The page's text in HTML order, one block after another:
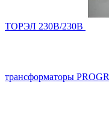
ТОРЭЛ 230В/230В
трансформаторы